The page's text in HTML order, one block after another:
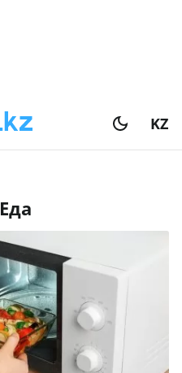
KZ
еда